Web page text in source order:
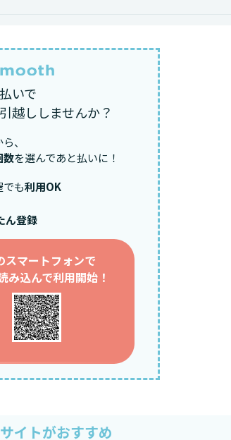
いで
越ししませんか？
、
数を選んであと払いに！
でも利用OK
ん登録
スマートフォンで
み込んで利用開始！
イトがおすすめ